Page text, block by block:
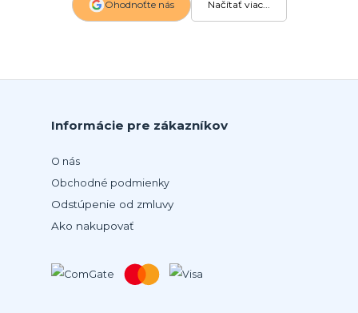
Ohodnoťte nás Načítať viac...
Informácie pre zákazníkov
O nás
Obchodné podmienky
Odstúpenie od zmluvy
Ako nakupovať